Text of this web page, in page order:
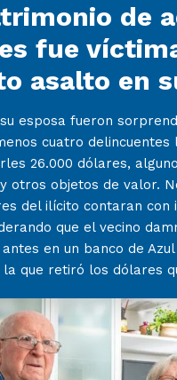
de
fue
asalto en
esposa fueron
cuatro delincuentes
26.000 dólares,
otros objetos de valor.
del ilícito contaran con
que el vecino
en un banco de Azul
la que retiró los dólares